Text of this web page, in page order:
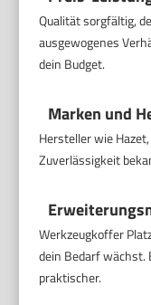
Qualität sorgfältig,
ausgewogenes
dein Budget.
Marken und
Hersteller wie
Zuverlässigkeit
Werkzeugkoffer
dein Bedarf
praktischer.